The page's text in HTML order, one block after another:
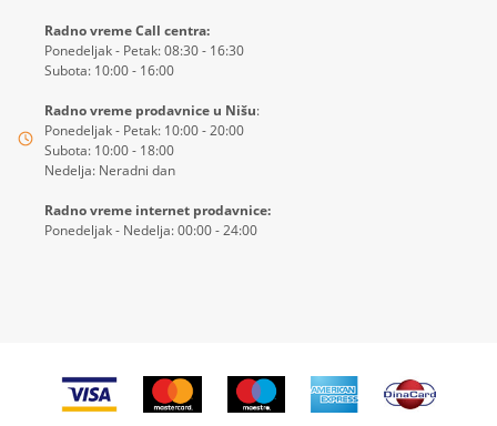
Radno vreme Call centra:
Ponedeljak - Petak: 08:30 - 16:30
Subota: 10:00 - 16:00
Radno vreme prodavnice u Nišu:
Ponedeljak - Petak: 10:00 - 20:00
Subota: 10:00 - 18:00
Nedelja: Neradni dan
Radno vreme internet prodavnice:
Ponedeljak - Nedelja: 00:00 - 24:00